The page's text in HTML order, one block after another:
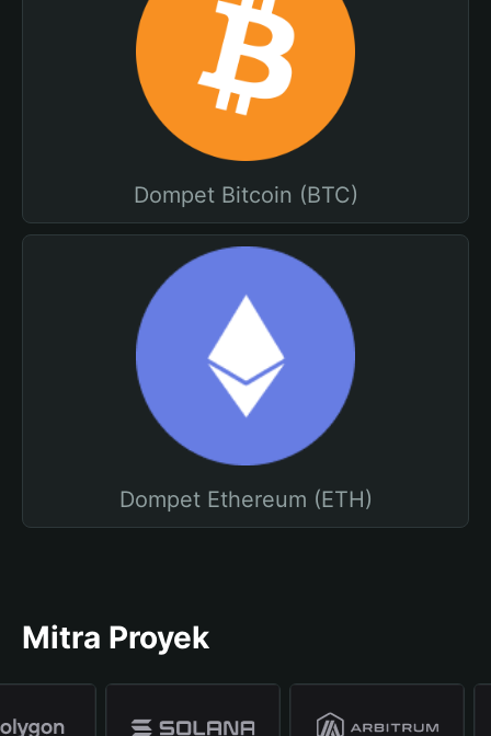
Dompet Bitcoin (BTC)
Dompet Ethereum (ETH)
Mitra Proyek